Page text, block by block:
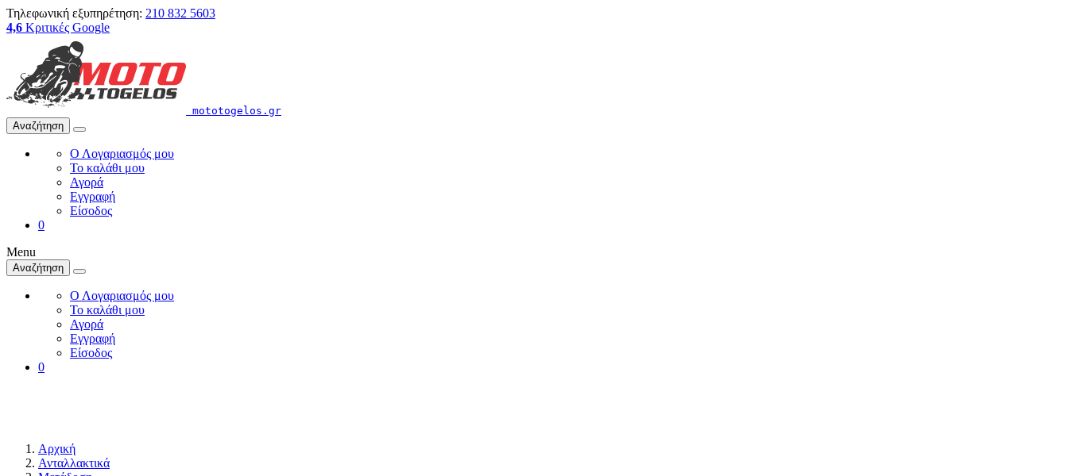
Τηλεφωνική εξυπηρέτηση: 210 832 5603
4,6 Κριτικές Google
mototogelos.gr
Αναζήτηση
Ο Λογαριασμός μου
Το καλάθι μου
Αγορά
Εγγραφή
Είσοδος
0
Menu
Αναζήτηση
Ο Λογαριασμός μου
Το καλάθι μου
Αγορά
Εγγραφή
Είσοδος
0
Αρχική
Ανταλλακτικά